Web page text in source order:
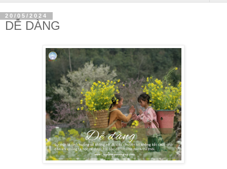
20/05/2024
DỄ DÀNG